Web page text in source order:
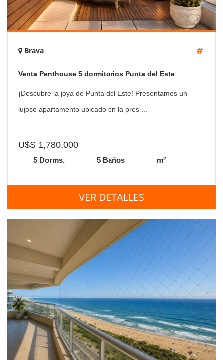
Brava
Venta Penthouse 5 dormitorios Punta del Este
¡Descubre la joya de Punta del Este! Presentamos un
lujoso apartamento ubicado en la pres ...
U$S 1,780,000
5 Dorms. 5 Baños m2
VER DETALLES